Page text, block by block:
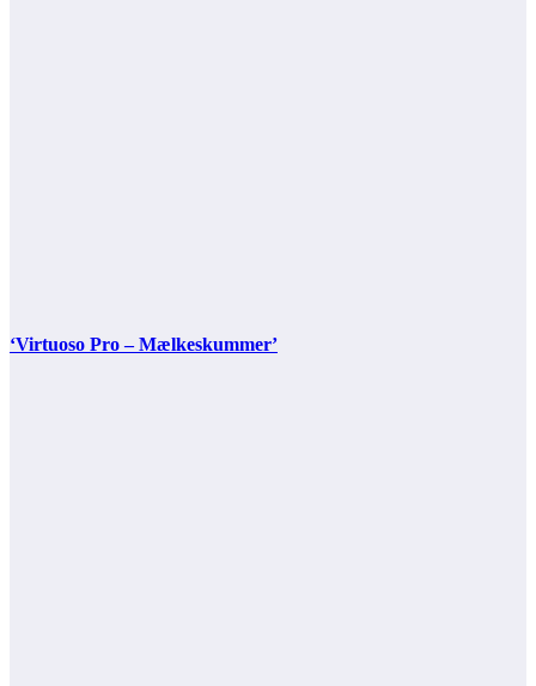
‘Virtuoso Pro – Mælkeskummer’